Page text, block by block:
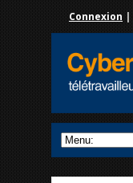
Connexion |